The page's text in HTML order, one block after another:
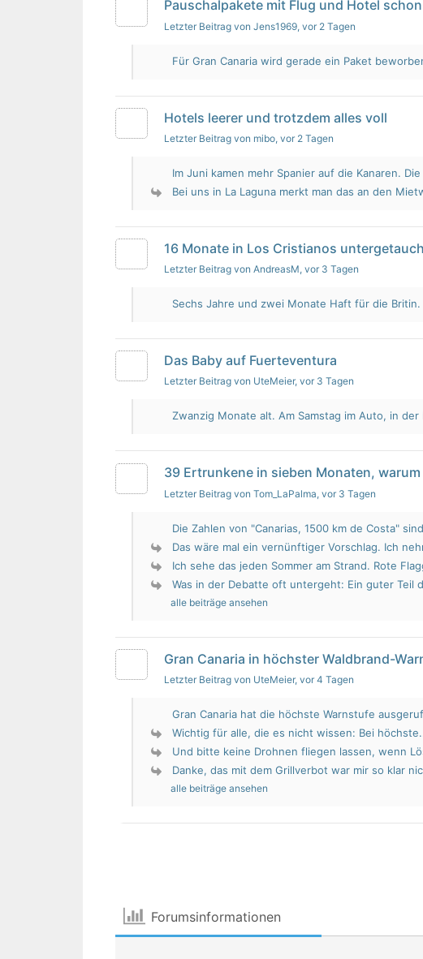
Pauschalpakete mit Flug und Hotel
Letzter Beitrag von Jens1969, vor 2 Tagen
Für Gran Canaria wird gerade ein Paket
Hotels leerer und trotzdem alles voll
Letzter Beitrag von mibo, vor 2 Tagen
Im Juni kamen mehr Spanier auf die Kanaren.
Bei uns in La Laguna merkt man das an den
16 Monate in Los Cristianos
Letzter Beitrag von AndreasM, vor 3 Tagen
Sechs Jahre und zwei Monate Haft für die Britin.
Das Baby auf Fuerteventura
Letzter Beitrag von UteMeier, vor 3 Tagen
Zwanzig Monate alt. Am Samstag im Auto, in der
39 Ertrunkene in sieben Monaten,
Letzter Beitrag von Tom_LaPalma, vor 3 Tagen
Die Zahlen von "Canarias, 1500 km de Costa"
Das wäre mal ein vernünftiger Vorschlag. Ich
Ich sehe das jeden Sommer am Strand. Rote
Was in der Debatte oft untergeht: Ein guter Teil
alle beiträge ansehen
Gran Canaria in höchster Waldbrand-
Letzter Beitrag von UteMeier, vor 4 Tagen
Gran Canaria hat die höchste Warnstufe
Wichtig für alle, die es nicht wissen: Bei
Und bitte keine Drohnen fliegen lassen, wenn
Danke, das mit dem Grillverbot war mir so klar
alle beiträge ansehen
Forumsinformationen